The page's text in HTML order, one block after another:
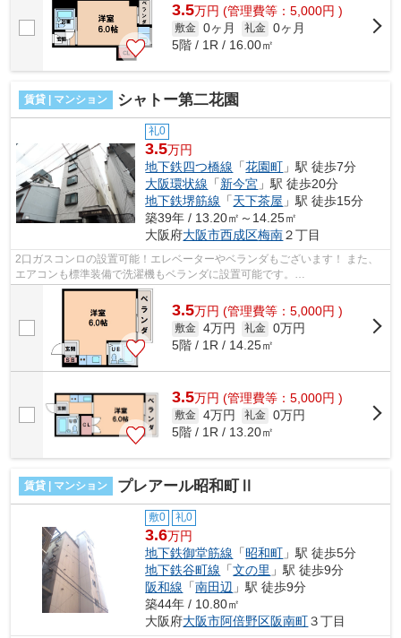
3.5万円 (管理費等：5,000円 )
敷金 0ヶ月 礼金 0ヶ月
5階 / 1R / 16.00㎡
賃貸 | マンション シャトー第二花園
礼0
3.5万円
地下鉄四つ橋線 「花園町 」駅 徒歩7分
大阪環状線 「新今宮 」駅 徒歩20分
地下鉄堺筋線 「天下茶屋 」駅 徒歩15分
築39年 / 13.20㎡～14.25㎡
大阪府大阪市西成区梅南２丁目
2口ガスコンロの設置可能！エレベーターやベランダもございます！ また、
エアコンも標準装備で洗濯機もベランダに設置可能です。
■□■□■□■□■□■□■□■□■□■□■□■□■□■□■□■□■□■□■□■□ ご覧いた...
3.5万円 (管理費等：5,000円 )
敷金 4万円 礼金 0万円
5階 / 1R / 14.25㎡
3.5万円 (管理費等：5,000円 )
敷金 4万円 礼金 0万円
5階 / 1R / 13.20㎡
賃貸 | マンション プレアール昭和町Ⅱ
敷0 礼0
3.6万円
地下鉄御堂筋線 「昭和町 」駅 徒歩5分
地下鉄谷町線 「文の里 」駅 徒歩9分
阪和線 「南田辺 」駅 徒歩9分
築44年 / 10.80㎡
大阪府大阪市阿倍野区阪南町３丁目